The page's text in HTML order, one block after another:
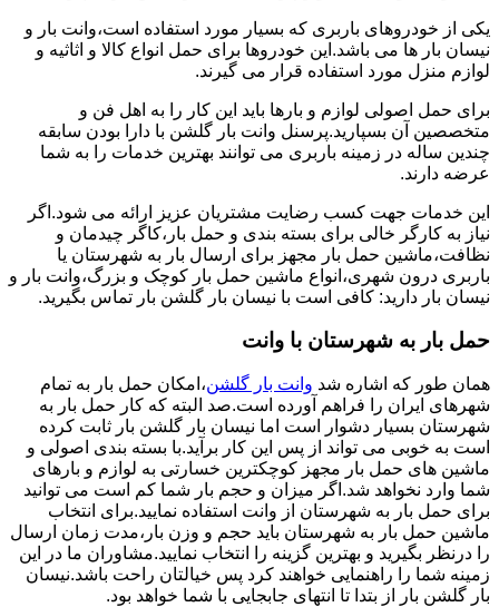
یکی از خودروهای باربری که بسیار مورد استفاده است،وانت بار و
نیسان بار ها می باشد.این خودروها برای حمل انواع کالا و اثاثیه و
لوازم منزل مورد استفاده قرار می گیرند.
برای حمل اصولی لوازم و بارها باید این کار را به اهل فن و
متخصصین آن بسپارید.پرسنل وانت بار گلشن با دارا بودن سابقه
چندین ساله در زمینه باربری می توانند بهترین خدمات را به شما
عرضه دارند.
این خدمات جهت کسب رضایت مشتریان عزیز ارائه می شود.اگر
نیاز به کارگر خالی برای بسته بندی و حمل بار،کاگر چیدمان و
نظافت،ماشین حمل بار مجهز برای ارسال بار به شهرستان یا
باربری درون شهری،انواع ماشین حمل بار کوچک و بزرگ،وانت بار و
نیسان بار دارید: کافی است با نیسان بار گلشن بار تماس بگیرید.
حمل بار به شهرستان با وانت
همان طور که اشاره شد وانت بار گلشن،امکان حمل بار به تمام
شهرهای ایران را فراهم آورده است.صد البته که کار حمل بار به
شهرستان بسیار دشوار است اما نیسان بار گلشن بار ثابت کرده
است به خوبی می تواند از پس این کار برآید.با بسته بندی اصولی و
ماشین های حمل بار مجهز کوچکترین خسارتی به لوازم و بارهای
شما وارد نخواهد شد.اگر میزان و حجم بار شما کم است می توانید
برای حمل بار به شهرستان از وانت استفاده نمایید.برای انتخاب
ماشین حمل بار به شهرستان باید حجم و وزن بار،مدت زمان ارسال
را درنظر بگیرید و بهترین گزینه را انتخاب نمایید.مشاوران ما در این
زمینه شما را راهنمایی خواهند کرد پس خیالتان راحت باشد.نیسان
بار گلشن بار از بتدا تا انتهای جابجایی با شما خواهد بود.